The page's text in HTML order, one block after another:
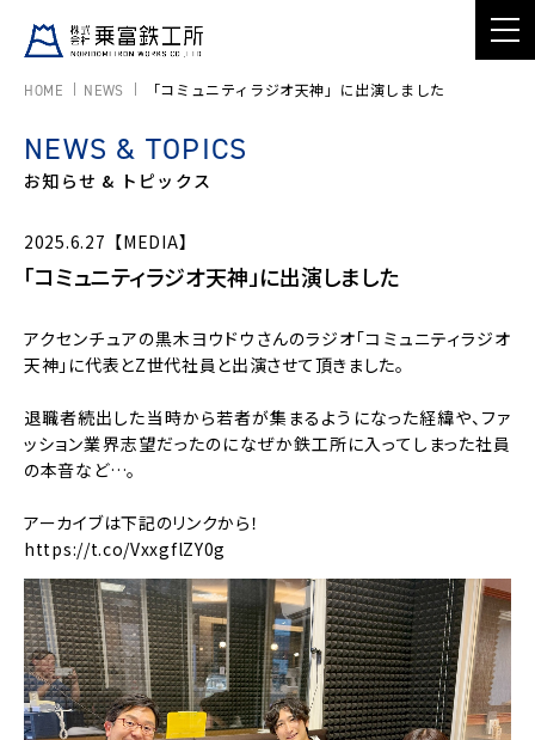
HOME NEWS 「コミュニティラジオ天神」に出演しました
NEWS & TOPICS
お知らせ & トピックス
2025.6.27 【MEDIA】
「コミュニティラジオ天神」に出演しました
アクセンチュアの黒木ヨウドウさんのラジオ「コミュニティラジオ
天神」に代表とZ世代社員と出演させて頂きました。
退職者続出した当時から若者が集まるようになった経緯や、ファ
ッション業界志望だったのになぜか鉄工所に入ってしまった社員
の本音など…。
アーカイブは下記のリンクから！
https://t.co/VxxgflZY0g